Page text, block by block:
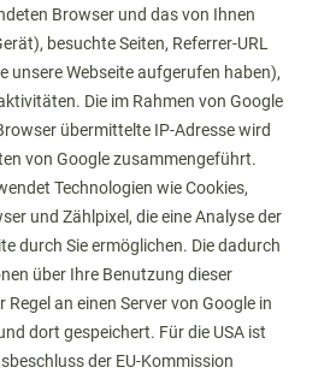
Browser und das von Ihnen
besuchte Seiten, Referrer-URL
unsere Webseite aufgerufen haben),
Die im Rahmen von Google
übermittelte IP-Adresse wird
von Google zusammengeführt.
Technologien wie Cookies,
und Zählpixel, die eine Analyse der
durch Sie ermöglichen. Die dadurch
über Ihre Benutzung dieser
Regel an einen Server von Google in
dort gespeichert. Für die USA ist
der EU-Kommission